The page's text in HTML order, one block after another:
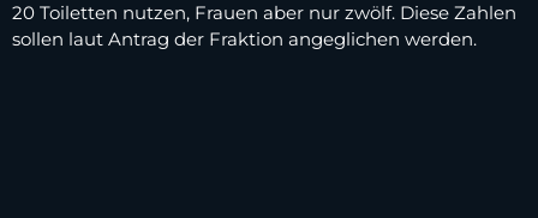
20 Toiletten nutzen, Frauen aber nur zwölf. Diese Zahlen
sollen laut Antrag der Fraktion angeglichen werden.